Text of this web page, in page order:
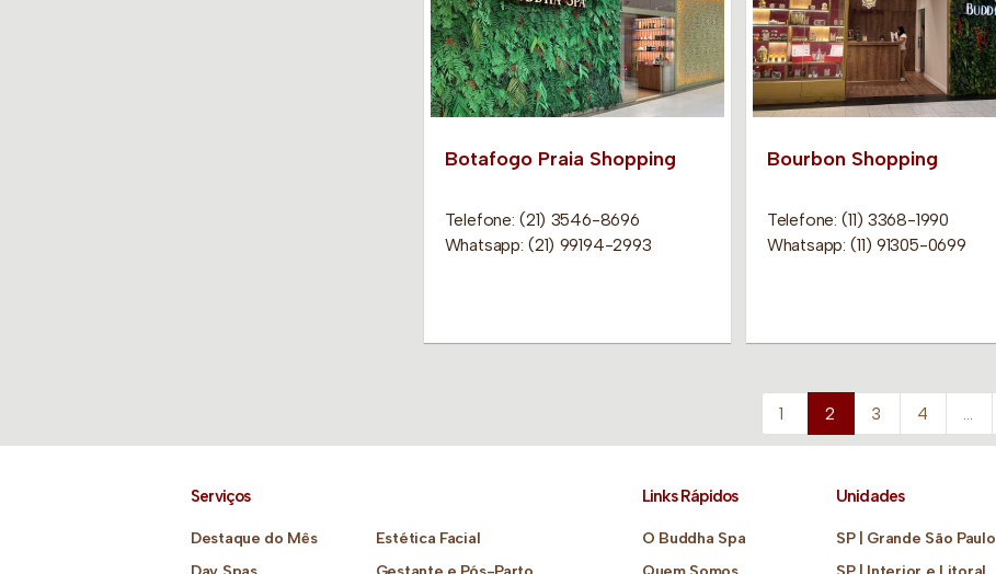
Botafogo Praia Shopping
Telefone: (21) 3546-8696
Whatsapp: (21) 99194-2993
Bourbon Shopping
Telefone: (11) 3368-1990
Whatsapp: (11) 91305-0699
1 2 3 4
Serviços
Destaque do Mês
Estética Facial
Links Rápidos
O Buddha Spa
Unidades
SP | Grande São Paulo